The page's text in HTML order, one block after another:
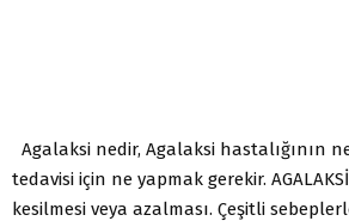
Agalaksi nedir, Agalaksi hastalığının
tedavisi için ne yapmak gerekir.
kesilmesi veya azalması. Çeşitli